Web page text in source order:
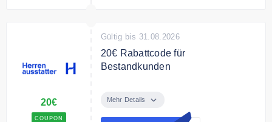
20€
COUPON
Gültig bis 31.08.2026
20€ Rabattcode für
Bestandkunden
20€ Rabatt auf Ihre Bestellung.
Nur für Bestandskunden
Mehr Details